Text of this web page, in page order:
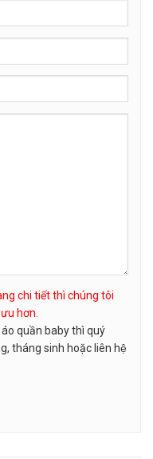
chi tiết thì chúng tôi
hơn.
quần baby thì quý
tháng sinh hoặc liên hệ